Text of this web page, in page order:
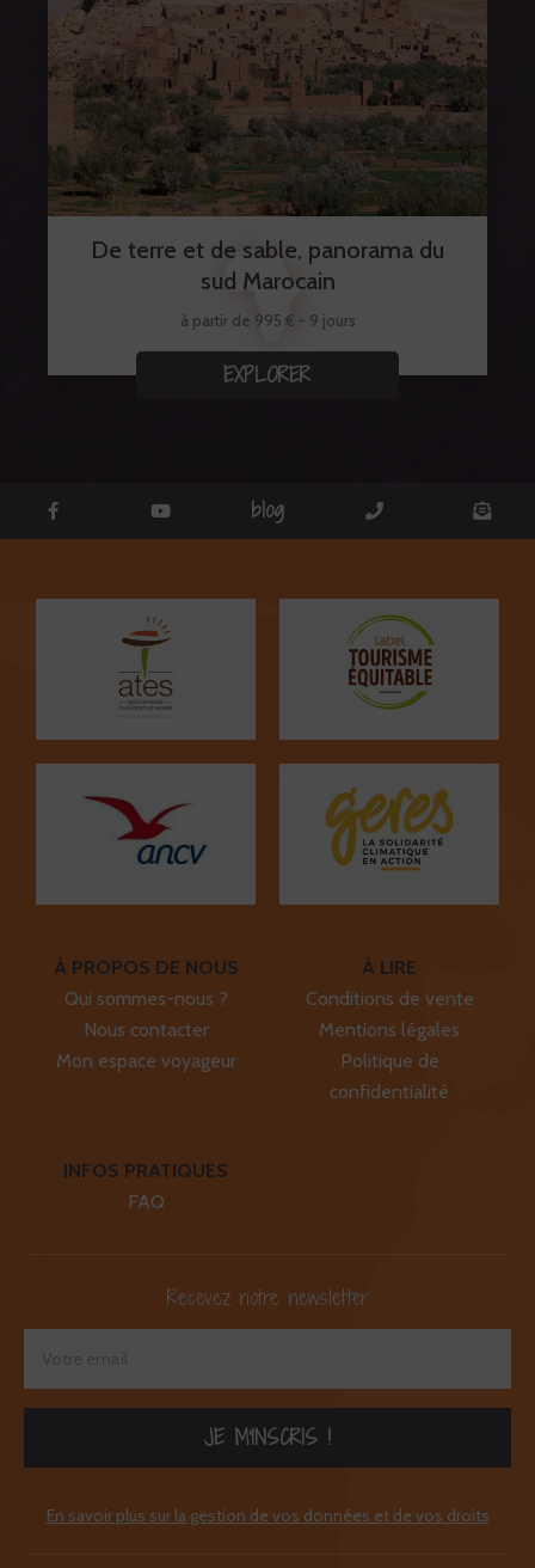
De terre et de sable, panorama du
sud Marocain
à partir de 995 € - 9 jours
EXPLORER
blog
À PROPOS DE NOUS
Qui sommes-nous ?
Nous contacter
Mon espace voyageur
À LIRE
Conditions de vente
Mentions légales
Politique de
confidentialité
INFOS PRATIQUES
FAQ
Recevez notre newsletter
JE M'INSCRIS !
En savoir plus sur la gestion de vos données et de vos droits